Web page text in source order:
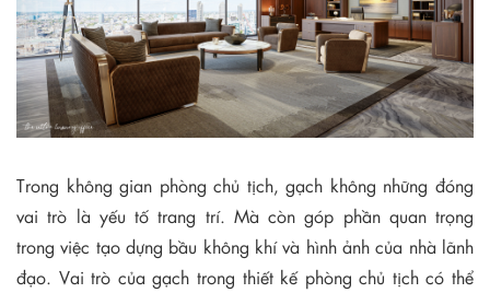
Trong không gian phòng chủ tịch, gạch không những đóng
vai trò là yếu tố trang trí. Mà còn góp phần quan trọng
trong việc tạo dựng bầu không khí và hình ảnh của nhà lãnh
đạo. Vai trò của gạch trong thiết kế phòng chủ tịch có thể